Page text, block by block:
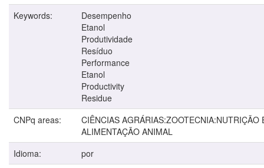
Keywords:
Desempenho
Etanol
Produtividade
Resíduo
Performance
Etanol
Productivity
Residue
CNPq areas:
CIÊNCIAS AGRÁRIAS:ZOOTECNIA:NUTRIÇÃO
ALIMENTAÇÃO ANIMAL
Idioma:
por